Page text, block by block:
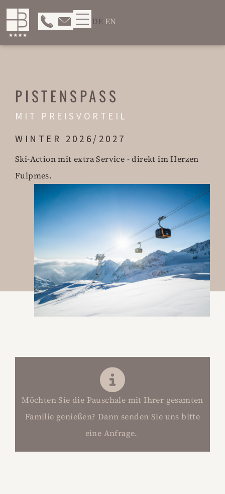
DE EN
PISTENSPASS
MIT PREISVORTEIL
WINTER 2026/2027
Ski-Action mit extra Service - direkt im Herzen
Fulpmes.
Möchten Sie die Pauschale mit Ihrer gesamten
Familie genießen? Dann senden Sie uns bitte
eine Anfrage.